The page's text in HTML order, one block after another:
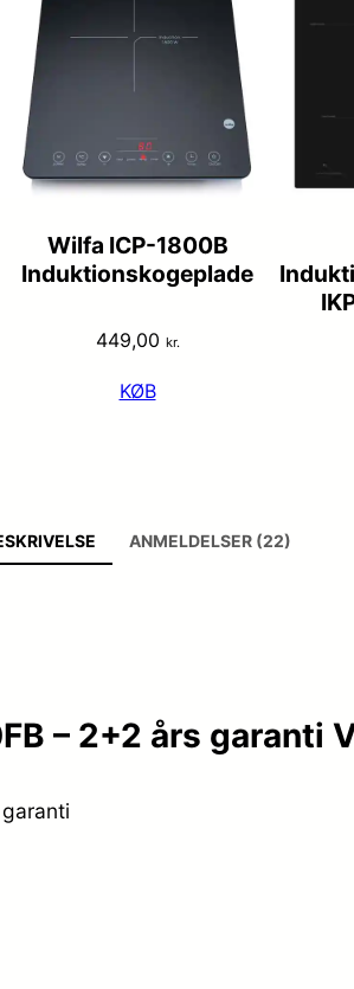
Wilfa ICP-1800B
Induktionskogeplade
449,00 kr.
KØB
ANMELDELSER (22)
– 2+2 års garanti